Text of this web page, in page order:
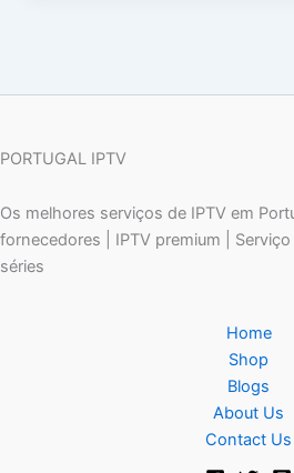
PORTUGAL IPTV
Os melhores serviços de IPTV em
fornecedores | IPTV premium |
séries
Home
Shop
Blogs
About Us
Contact Us